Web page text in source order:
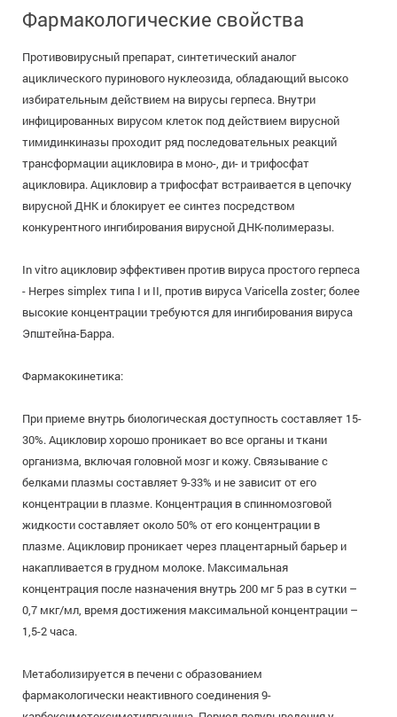
Фармакологические свойства
Противовирусный препарат, синтетический аналог
ациклического пуринового нуклеозида, обладающий высоко
избирательным действием на вирусы герпеса. Внутри
инфицированных вирусом клеток под действием вирусной
тимидинкиназы проходит ряд последовательных реакций
трансформации ацикловира в моно-, ди- и трифосфат
ацикловира. Ацикловир а трифосфат встраивается в цепочку
вирусной ДНК и блокирует ее синтез посредством
конкурентного ингибирования вирусной ДНК-полимеразы.
In vitro ацикловир эффективен против вируса простого герпеса
- Herpes simplex типа I и II, против вируса Varicella zoster; более
высокие концентрации требуются для ингибирования вируса
Эпштейна-Барра.
Фармакокинетика:
При приеме внутрь биологическая доступность составляет 15-
30%. Ацикловир хорошо проникает во все органы и ткани
организма, включая головной мозг и кожу. Связывание с
белками плазмы составляет 9-33% и не зависит от его
концентрации в плазме. Концентрация в спинномозговой
жидкости составляет около 50% от его концентрации в
плазме. Ацикловир проникает через плацентарный барьер и
накапливается в грудном молоке. Максимальная
концентрация после назначения внутрь 200 мг 5 раз в сутки –
0,7 мкг/мл, время достижения максимальной концентрации –
1,5-2 часа.
Метаболизируется в печени с образованием
фармакологически неактивного соединения 9-